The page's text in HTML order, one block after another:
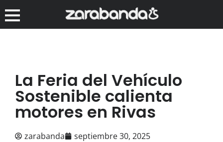
La Feria del Vehículo
Sostenible calienta
motores en Rivas
zarabanda septiembre 30, 2025